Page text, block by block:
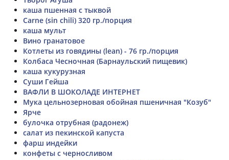
каша пшенная с тыквой
Carne (sin chili) 320 гр./порция
каша мульт
Вино гранатовое
Котлеты из говядины (lean) - 76 гр./порция
Колбаса Чесночная (Барнаульский пищевик)
каша кукурузная
Суши Гейша
ВАФЛИ В ШОКОЛАДЕ ИНТЕРНЕТ
Мука цельнозерновая обойная пшеничная "Козуб"
Ярче
булочка отрубная (радонеж)
салат из пекинской капуста
фарш индейки
конфеты с черносливом